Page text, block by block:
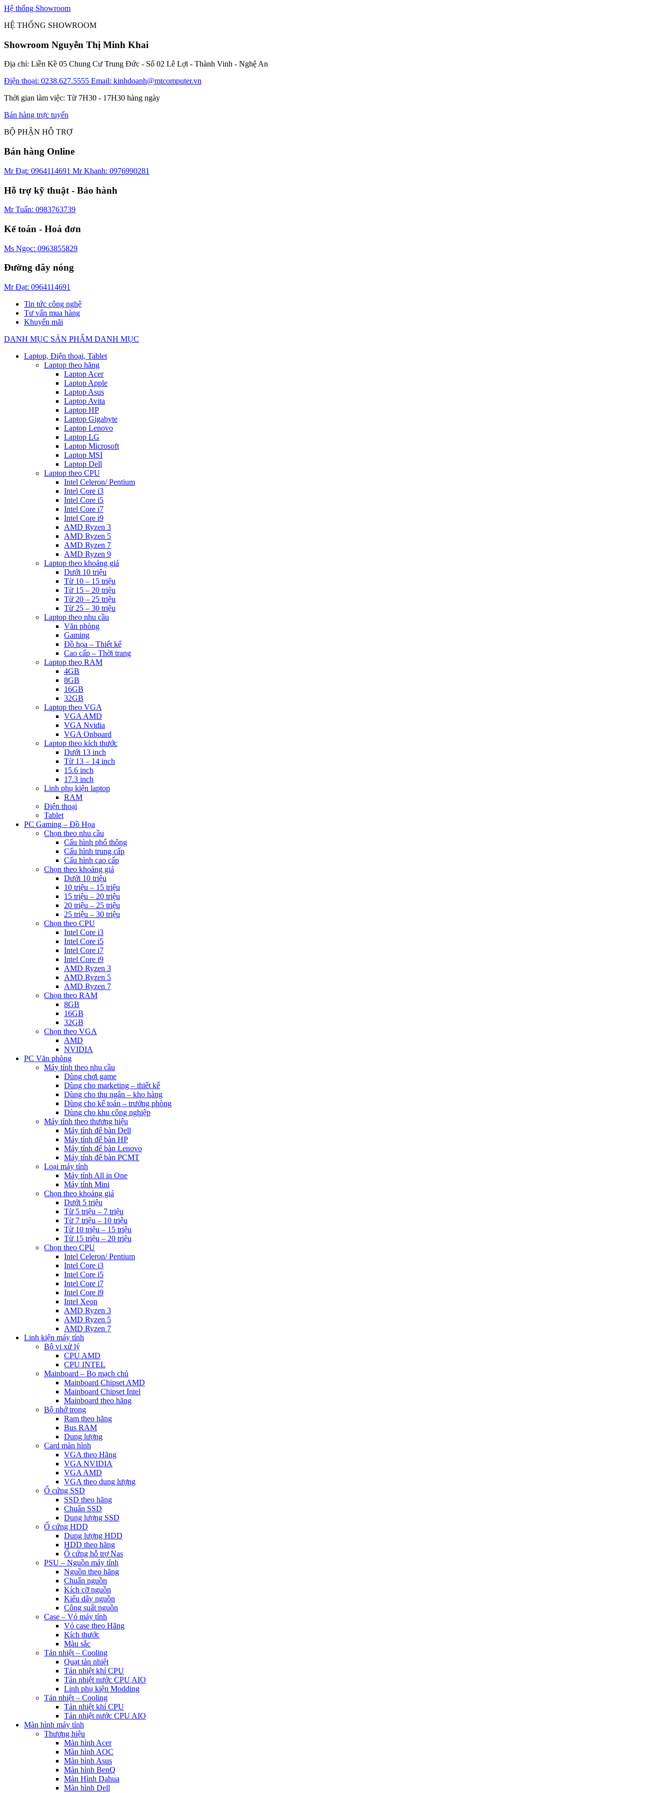
Hệ thống Showroom
HỆ THỐNG SHOWROOM
Showroom Nguyễn Thị Minh Khai
Địa chỉ: Liền Kề 05 Chung Cư Trung Đức - Số 02 Lê Lợi - Thành Vinh - Nghệ An
Điện thoại: 0238.627.5555 Email: kinhdoanh@mtcomputer.vn
Thời gian làm việc: Từ 7H30 - 17H30 hàng ngày
Bán hàng trực tuyến
BỘ PHẬN HỖ TRỢ
Bán hàng Online
Mr Đạt: 0964114691 Mr Khanh: 0976990281
Hỗ trợ kỹ thuật - Bảo hành
Mr Tuấn: 0983763739
Kế toán - Hoá đơn
Ms Ngọc: 0963855829
Đường dây nóng
Mr Đạt: 0964114691
Tin tức công nghệ
Tư vấn mua hàng
Khuyến mãi
DANH MỤC SẢN PHẨM DANH MỤC
Laptop, Điện thoại, Tablet
Laptop theo hãng
Laptop Acer
Laptop Apple
Laptop Asus
Laptop Avita
Laptop HP
Laptop Gigabyte
Laptop Lenovo
Laptop LG
Laptop Microsoft
Laptop MSI
Laptop Dell
Laptop theo CPU
Intel Celeron/ Pentium
Intel Core i3
Intel Core i5
Intel Core i7
Intel Core i9
AMD Ryzen 3
AMD Ryzen 5
AMD Ryzen 7
AMD Ryzen 9
Laptop theo khoảng giá
Dưới 10 triệu
Từ 10 – 15 triệu
Từ 15 – 20 triệu
Từ 20 – 25 triệu
Từ 25 – 30 triệu
Laptop theo nhu cầu
Văn phòng
Gaming
Đồ họa – Thiết kế
Cao cấp – Thời trang
Laptop theo RAM
4GB
8GB
16GB
32GB
Laptop theo VGA
VGA AMD
VGA Nvidia
VGA Onboard
Laptop theo kích thước
Dưới 13 inch
Từ 13 – 14 inch
15.6 inch
17.3 inch
Linh phụ kiện laptop
RAM
Điện thoại
Tablet
PC Gaming – Đồ Họa
Chọn theo nhu cầu
Cấu hình phổ thông
Cấu hình trung cấp
Cấu hình cao cấp
Chọn theo khoảng giá
Dưới 10 triệu
10 triệu – 15 triệu
15 triệu – 20 triệu
20 triệu – 25 triệu
25 triệu – 30 triệu
Chọn theo CPU
Intel Core i3
Intel Core i5
Intel Core i7
Intel Core i9
AMD Ryzen 3
AMD Ryzen 5
AMD Ryzen 7
Chọn theo RAM
8GB
16GB
32GB
Chọn theo VGA
AMD
NVIDIA
PC Văn phòng
Máy tính theo nhu cầu
Dùng chơi game
Dùng cho marketing – thiết kế
Dùng cho thu ngân – kho hàng
Dùng cho kế toán – trưởng phòng
Dùng cho khu công nghiệp
Máy tính theo thương hiệu
Máy tính để bàn Dell
Máy tính để bàn HP
Máy tính để bàn Lenovo
Máy tính để bàn PCMT
Loại máy tính
Máy tính All in One
Máy tính Mini
Chọn theo khoảng giá
Dưới 5 triệu
Từ 5 triệu – 7 triệu
Từ 7 triệu – 10 triệu
Từ 10 triệu – 15 triệu
Từ 15 triệu – 20 triệu
Chọn theo CPU
Intel Celeron/ Pentium
Intel Core i3
Intel Core i5
Intel Core i7
Intel Core i9
Intel Xeon
AMD Ryzen 3
AMD Ryzen 5
AMD Ryzen 7
Linh kiện máy tính
Bộ vi xử lý
CPU AMD
CPU INTEL
Mainboard – Bo mạch chủ
Mainboard Chipset AMD
Mainboard Chipset Intel
Mainboard theo hãng
Bộ nhớ trong
Ram theo hãng
Bus RAM
Dung lượng
Card màn hình
VGA theo Hãng
VGA NVIDIA
VGA AMD
VGA theo dung lượng
Ổ cứng SSD
SSD theo hãng
Chuẩn SSD
Dung lượng SSD
Ổ cứng HDD
Dung lượng HDD
HDD theo hãng
Ổ cứng hỗ trợ Nas
PSU – Nguồn máy tính
Nguồn theo hãng
Chuẩn nguồn
Kích cỡ nguồn
Kiểu dây nguồn
Công suất nguồn
Case – Vỏ máy tính
Vỏ case theo Hãng
Kích thước
Màu sắc
Tản nhiệt – Cooling
Quạt tản nhiệt
Tản nhiệt khí CPU
Tản nhiệt nước CPU AIO
Linh phụ kiện Modding
Tản nhiệt – Cooling
Tản nhiệt khí CPU
Tản nhiệt nước CPU AIO
Màn hình máy tính
Thương hiệu
Màn hình Acer
Màn hình AOC
Màn hình Asus
Màn hình BenQ
Màn Hình Dahua
Màn hình Dell